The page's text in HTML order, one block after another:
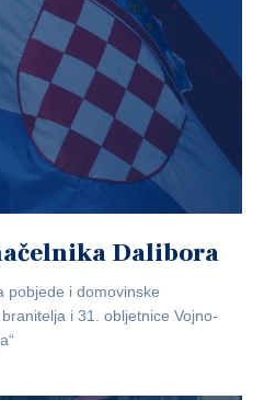
Dalibora
pobjede i domovinske
i 31. obljetnice Vojno-